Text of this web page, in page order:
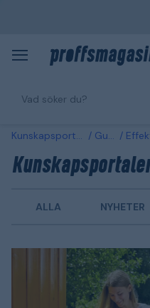
Kunskapsportalen Guider
ALLA NYHETER